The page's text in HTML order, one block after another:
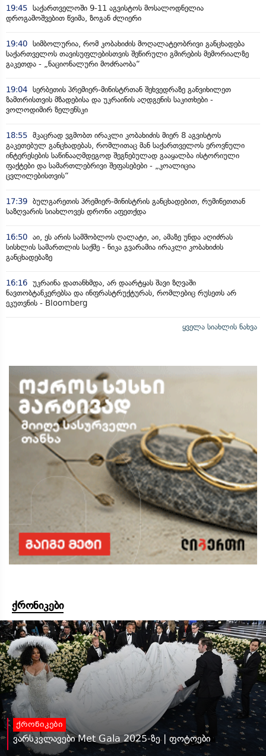
19:45 საქართველოში 9-11 აგვისტოს მოსალოდნელია
დროგამოშვებით წვიმა, ზოგან ძლიერი
19:40 სიმბოლურია, რომ კობახიძის მოღალატეობრივი განცხადება
საქართველოს თავისუფლებისთვის შეწირული გმირების მემორიალზე
გაკეთდა - „ნაციონალური მოძრაობა“
19:04 სერბეთის პრემიერ-მინისტრთან შეხვედრაზე განვიხილეთ
ზამთრისთვის მზადებისა და უკრაინის აღდგენის საკითხები -
ვოლოდიმირ ზელენსკი
18:55 მკაცრად ვგმობთ ირაკლი კობახიძის მიერ 8 აგვისტოს
გაკეთებულ განცხადებას, რომლითაც მან საქართველოს ეროვნული
ინტერესების საწინააღმდეგოდ შეგნებულად გააყალბა ისტორიული
ფაქტები და სამართლებრივი შეფასებები - „კოალიცია
ცვლილებისთვის“
17:39 ბულგარეთის პრემიერ-მინისტრის განცხადებით, რუმინეთთან
საზღვარის სიახლოვეს დრონი აფეთქდა
16:50 აი, ეს არის სამშობლოს ღალატი, აი, ამაზე უნდა აღიძრას
სისხლის სამართლის საქმე - ნიკა გვარამია ირაკლი კობახიძის
განცხადებაზე
16:16 უკრაინა დათანხმდა, არ დაარტყას შავი ზღვაში
ნავთობტანკერებსა და ინფრასტრუქტურას, რომლებიც რუსეთს არ
ეკუთვნის - Bloomberg
ყველა სიახლის ნახვა
ქრონიკები
ქრონიკები
ვარსკვლავები Met Gala 2025-ზე | ფოტოები